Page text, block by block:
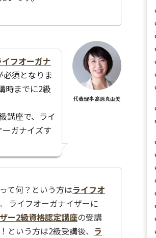
イフオーガナ
須となりま
時までに2級
講座で、ライ
ガナイズす
代表理事 髙原真由美
て何？という方はライフオ
ライフオーガナイザーに
ー2級資格認定講座の受講
という方は2級受講後、 ラ